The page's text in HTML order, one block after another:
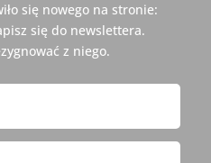
się nowego na stronie:
się do newslettera.
z niego.